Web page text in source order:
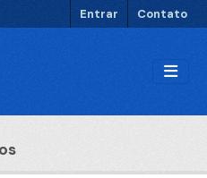
Entrar Contato